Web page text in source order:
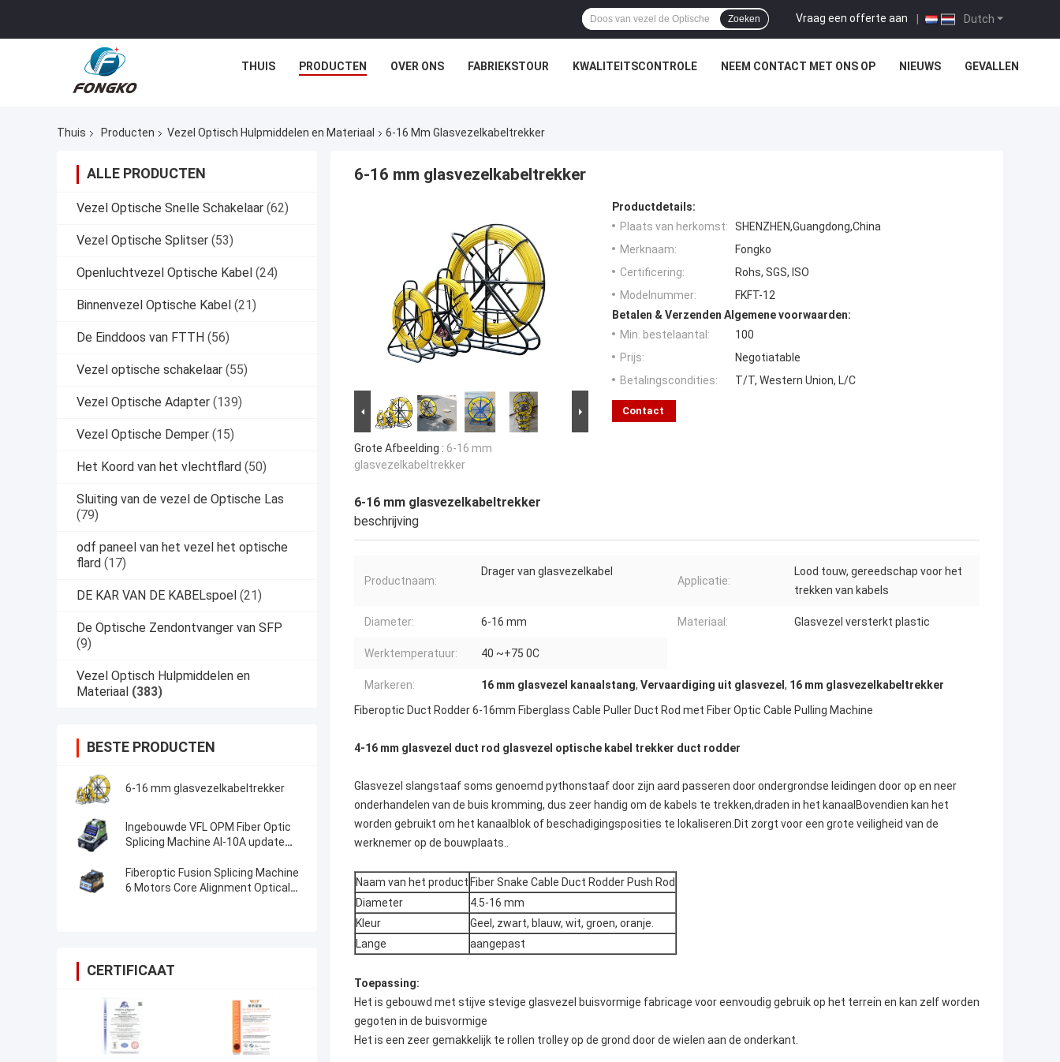
Dutch
Vraag een offerte aan |
Zoeken
THUIS PRODUCTEN OVER ONS FABRIEKSTOUR KWALITEITSCONTROLE NEEM CONTACT MET ONS OP NIEUWS GEVALLEN
Thuis Producten Vezel Optisch Hulpmiddelen en Materiaal 6-16 Mm Glasvezelkabeltrekker
ALLE PRODUCTEN
Vezel Optische Snelle Schakelaar (62)
Vezel Optische Splitser (53)
Openluchtvezel Optische Kabel (24)
Binnenvezel Optische Kabel (21)
De Einddoos van FTTH (56)
Vezel optische schakelaar (55)
Vezel Optische Adapter (139)
Vezel Optische Demper (15)
Het Koord van het vlechtflard (50)
Sluiting van de vezel de Optische Las
(79)
odf paneel van het vezel het optische
flard (17)
DE KAR VAN DE KABELspoel (21)
De Optische Zendontvanger van SFP
(9)
Vezel Optisch Hulpmiddelen en
Materiaal (383)
BESTE PRODUCTEN
6-16 mm glasvezelkabeltrekker
Ingebouwde VFL OPM Fiber Optic
Splicing Machine AI-10A update
Splicer
Fiberoptic Fusion Splicing Machine
6 Motors Core Alignment Optical
CERTIFICAAT
6-16 mm glasvezelkabeltrekker
Grote Afbeelding : 6-16 mm
glasvezelkabeltrekker
Productdetails:
Plaats van herkomst:
SHENZHEN,Guangdong,China
Merknaam:
Fongko
Certificering:
Rohs, SGS, ISO
Modelnummer:
FKFT-12
Betalen & Verzenden Algemene voorwaarden:
Min. bestelaantal:
100
Prijs:
Negotiatable
Betalingscondities:
T/T, Western Union, L/C
Contact
6-16 mm glasvezelkabeltrekker
beschrijving
Productnaam:
Drager van glasvezelkabel
Applicatie:
Lood touw, gereedschap voor het
trekken van kabels
Diameter: 6-16 mm Materiaal: Glasvezel versterkt plastic
Werktemperatuur: 40 ~+75 0C
Markeren: 16 mm glasvezel kanaalstang, Vervaardiging uit glasvezel , 16 mm glasvezelkabeltrekker
Fiberoptic Duct Rodder 6-16mm Fiberglass Cable Puller Duct Rod met Fiber Optic Cable Pulling Machine
4-16 mm glasvezel duct rod glasvezel optische kabel trekker duct rodder
Glasvezel slangstaaf soms genoemd pythonstaaf door zijn aard passeren door ondergrondse leidingen door op en neer
onderhandelen van de buis kromming, dus zeer handig om de kabels te trekken,draden in het kanaalBovendien kan het
worden gebruikt om het kanaalblok of beschadigingsposities te lokaliseren.Dit zorgt voor een grote veiligheid van de
werknemer op de bouwplaats..
Naam van het product Fiber Snake Cable Duct Rodder Push Rod
Diameter
4.5-16 mm
Kleur
Geel, zwart, blauw, wit, groen, oranje.
Lange
aangepast
Toepassing:
Het is gebouwd met stijve stevige glasvezel buisvormige fabricage voor eenvoudig gebruik op het terrein en kan zelf worden
gegoten in de buisvormige
Het is een zeer gemakkelijk te rollen trolley op de grond door de wielen aan de onderkant.